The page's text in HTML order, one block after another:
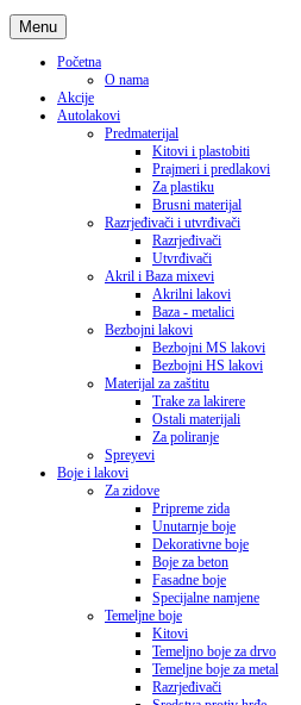
Menu
Početna
O nama
Akcije
Autolakovi
Predmaterijal
Kitovi i plastobiti
Prajmeri i predlakovi
Za plastiku
Brusni materijal
Razrjeđivači i utvrđivači
Razrjeđivači
Utvrđivači
Akril i Baza mixevi
Akrilni lakovi
Baza - metalici
Bezbojni lakovi
Bezbojni MS lakovi
Bezbojni HS lakovi
Materijal za zaštitu
Trake za lakirere
Ostali materijali
Za poliranje
Spreyevi
Boje i lakovi
Za zidove
Pripreme zida
Unutarnje boje
Dekorativne boje
Boje za beton
Fasadne boje
Specijalne namjene
Temeljne boje
Kitovi
Temeljno boje za drvo
Temeljne boje za metal
Razrjeđivači